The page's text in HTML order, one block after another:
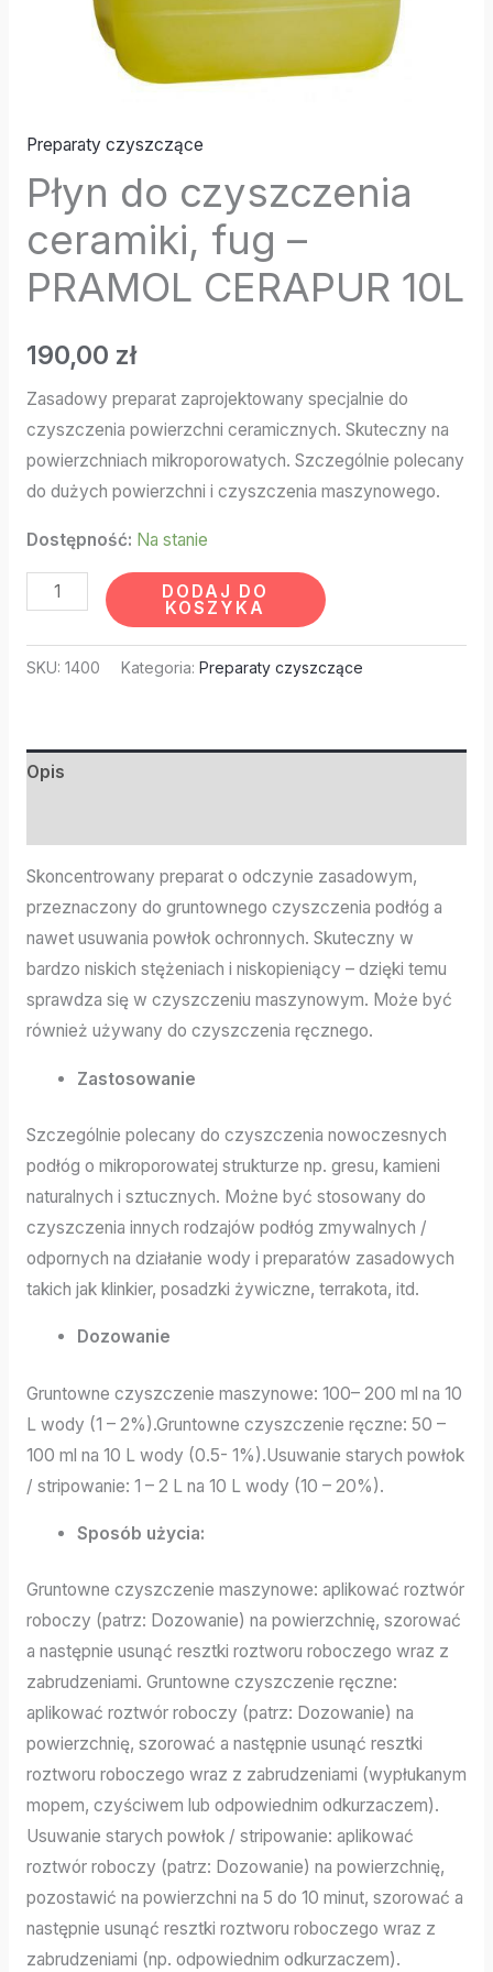
Preparaty czyszczące
Płyn do czyszczenia
ceramiki, fug –
PRAMOL CERAPUR 10L
190,00 zł
Zasadowy preparat zaprojektowany specjalnie do
czyszczenia powierzchni ceramicznych. Skuteczny na
powierzchniach mikroporowatych. Szczególnie polecany
do dużych powierzchni i czyszczenia maszynowego.
Dostępność: Na stanie
DODAJ DO
KOSZYKA
SKU: 1400 Kategoria: Preparaty czyszczące
Opis
Skoncentrowany preparat o odczynie zasadowym,
przeznaczony do gruntownego czyszczenia podłóg a
nawet usuwania powłok ochronnych. Skuteczny w
bardzo niskich stężeniach i niskopieniący – dzięki temu
sprawdza się w czyszczeniu maszynowym. Może być
również używany do czyszczenia ręcznego.
Zastosowanie
Szczególnie polecany do czyszczenia nowoczesnych
podłóg o mikroporowatej strukturze np. gresu, kamieni
naturalnych i sztucznych. Możne być stosowany do
czyszczenia innych rodzajów podłóg zmywalnych /
odpornych na działanie wody i preparatów zasadowych
takich jak klinkier, posadzki żywiczne, terrakota, itd.
Dozowanie
Gruntowne czyszczenie maszynowe: 100– 200 ml na 10
L wody (1 – 2%).Gruntowne czyszczenie ręczne: 50 –
100 ml na 10 L wody (0.5- 1%).Usuwanie starych powłok
/ stripowanie: 1 – 2 L na 10 L wody (10 – 20%).
Sposób użycia:
Gruntowne czyszczenie maszynowe: aplikować roztwór
roboczy (patrz: Dozowanie) na powierzchnię, szorować
a następnie usunąć resztki roztworu roboczego wraz z
zabrudzeniami. Gruntowne czyszczenie ręczne:
aplikować roztwór roboczy (patrz: Dozowanie) na
powierzchnię, szorować a następnie usunąć resztki
roztworu roboczego wraz z zabrudzeniami (wypłukanym
mopem, czyściwem lub odpowiednim odkurzaczem).
Usuwanie starych powłok / stripowanie: aplikować
roztwór roboczy (patrz: Dozowanie) na powierzchnię,
pozostawić na powierzchni na 5 do 10 minut, szorować a
następnie usunąć resztki roztworu roboczego wraz z
zabrudzeniami (np. odpowiednim odkurzaczem).